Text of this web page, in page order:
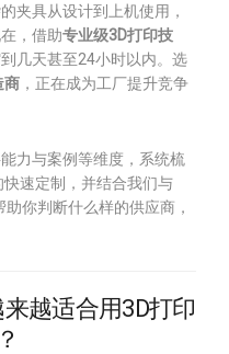
夹具从设计到上机使用，
，借助专业级3D打印技
几天甚至24小时以内。选
商 ，正在成为工厂提升竞争
力与案例等维度，系统梳
速定制，并结合我们与
你判断什么样的供应商，
越适合用3D打印